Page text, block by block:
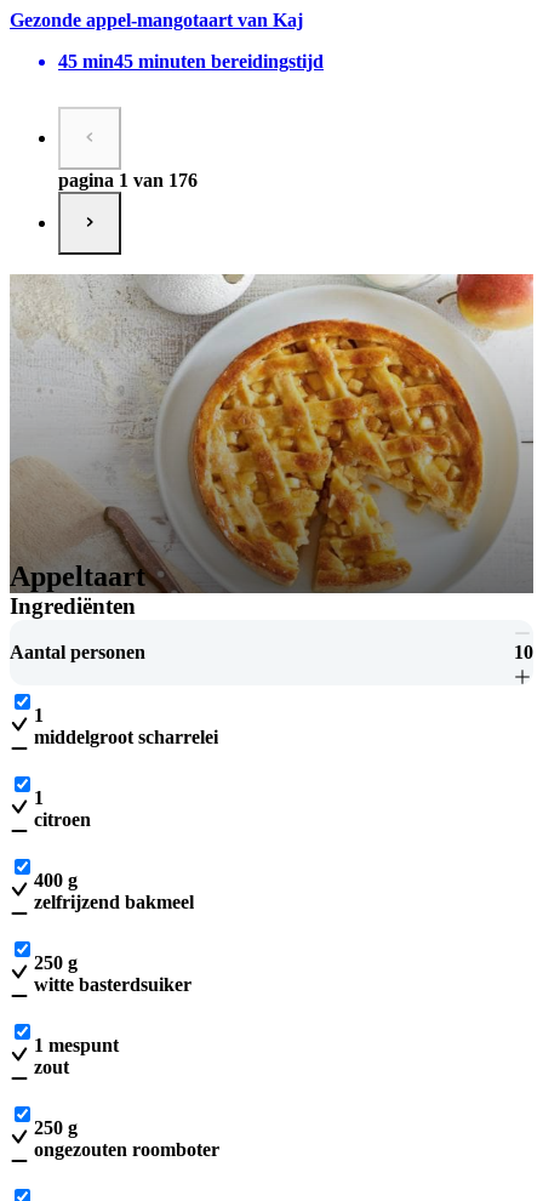
Gezonde appel-mangotaart van Kaj
45 min45 minuten bereidingstijd
pagina 1 van 176
Appeltaart
Ingrediënten
Aantal personen 10
1
middelgroot scharrelei
1
citroen
400 g
zelfrijzend bakmeel
250 g
witte basterdsuiker
1 mespunt
zout
250 g
ongezouten roomboter